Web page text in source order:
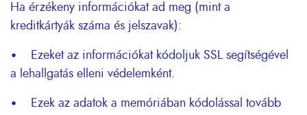
Ha érzékeny információkat ad meg (mint a
kreditkártyák száma és jelszavak):
• Ezeket az információkat kódoljuk SSL segítségével
a lehallgatás elleni védelemként.
• Ezek az adatok a memóriában kódolással tovább